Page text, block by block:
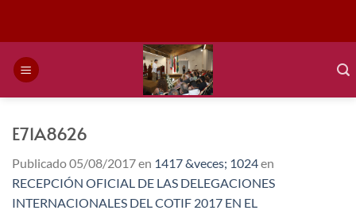
E71A8626
Publicado05/08/2017en 1417 &veces; 1024en
RECEPCIÓN OFICIAL DE LAS DELEGACIONES
INTERNACIONALES DEL COTIF 2017 EN EL